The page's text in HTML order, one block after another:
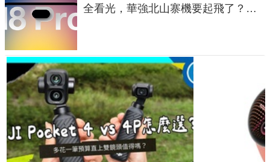
全看光，華強北山寨機要起飛了？專